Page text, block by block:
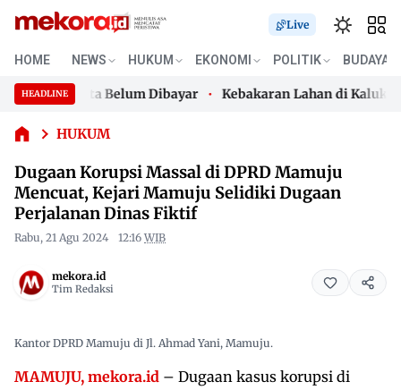
Live
HOME NEWS HUKUM EKONOMI POLITIK BUDAYA
HEADLINE
200 Juta Belum Dibayar Kebakaran Lahan di Kalukku,
200 Juta Belum Dibayar
HUKUM
Dugaan
Massal di
Mamuju
Kejari
Selidiki
Dugaan
Perjalanan
Dinas
Fiktif
Dugaan Korupsi Massal di DPRD Mamuju
Mencuat, Kejari Mamuju Selidiki Dugaan
Perjalanan Dinas Fiktif
Rabu, 21 Agu 2024 12:16 WIB
mekora.id
Tim Redaksi
Kantor DPRD Mamuju di Jl. Ahmad Yani, Mamuju.
MAMUJU, mekora.id – Dugaan kasus korupsi di